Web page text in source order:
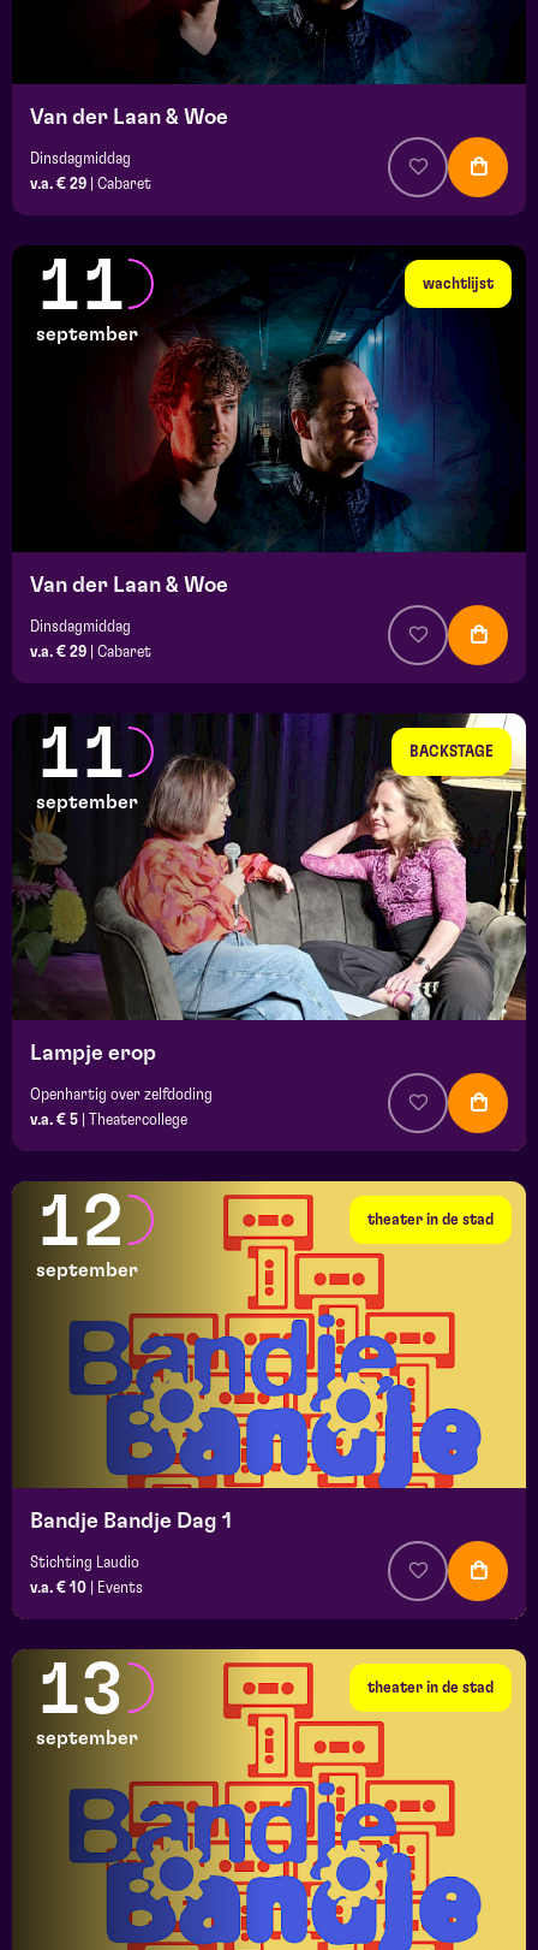
Van der Laan & Woe
Dinsdagmiddag
v.a. € 29
Cabaret
wachtlijst
11
september
Van der Laan & Woe
Dinsdagmiddag
v.a. € 29
Cabaret
BACKSTAGE
11
september
Lampje erop
Openhartig over zelfdoding
v.a. € 5
Theatercollege
theater in de stad
12
september
Bandje Bandje Dag 1
Stichting Laudio
v.a. € 10
Events
theater in de stad
13
september